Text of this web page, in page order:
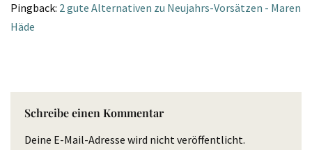
Pingback: 2 gute Alternativen zu Neujahrs-Vorsätzen - Maren
Häde
Schreibe einen Kommentar
Deine E-Mail-Adresse wird nicht veröffentlicht.